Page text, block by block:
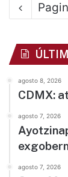
agosto 8, 2026
CDMX:
agosto 7, 2026
agosto 7, 2026